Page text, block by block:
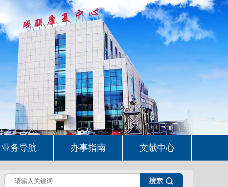
业务导航 办事指南 文献中心
2013年10月—2015年2月社会捐赠统计一览表